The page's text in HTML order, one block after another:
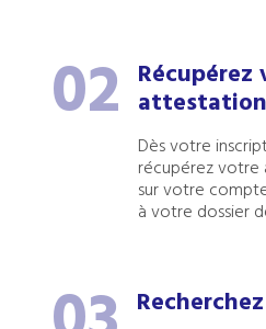
02 Récupérez
Dès votre
récupérez
sur votre
à votre dossier